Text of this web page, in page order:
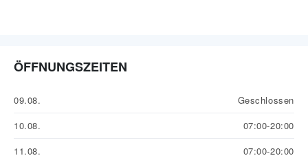
ÖFFNUNGSZEITEN
09.08.
Geschlossen
10.08.
07:00-20:00
11.08.
07:00-20:00